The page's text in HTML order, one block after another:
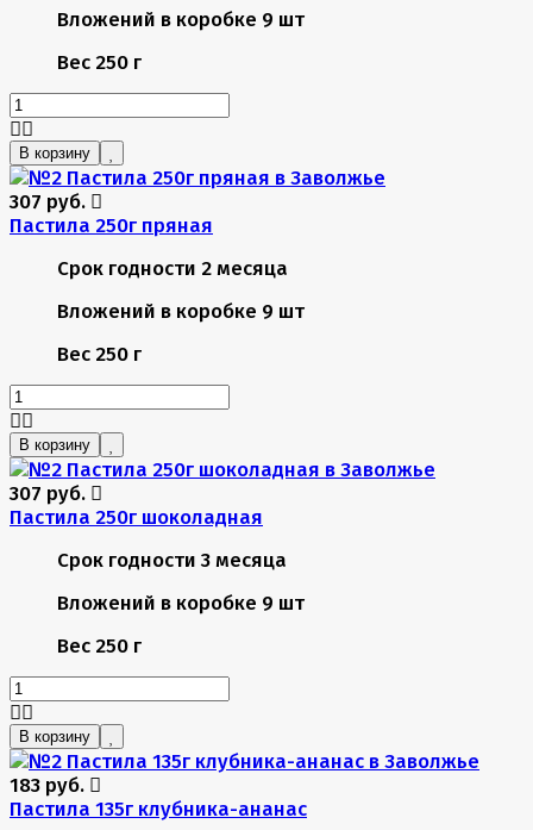
Вложений в коробке 9 шт
Вес 250 г
В корзину
307 руб.
Пастила 250г пряная
Срок годности 2 месяца
Вложений в коробке 9 шт
Вес 250 г
В корзину
307 руб.
Пастила 250г шоколадная
Срок годности 3 месяца
Вложений в коробке 9 шт
Вес 250 г
В корзину
183 руб.
Пастила 135г клубника-ананас